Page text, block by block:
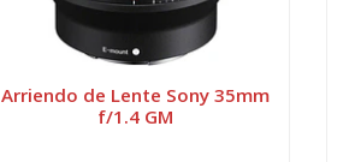
Arriendo de Lente Sony 35mm
f/1.4 GM